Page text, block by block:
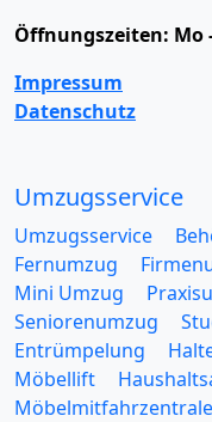
Öffnungszeiten: Mo
Impressum
Datenschutz
Umzugsservice
Umzugsservice
Fernumzug
Mini Umzug
Seniorenumzug
Entrümpelung
Möbellift
Möbelmitfahrzentrale